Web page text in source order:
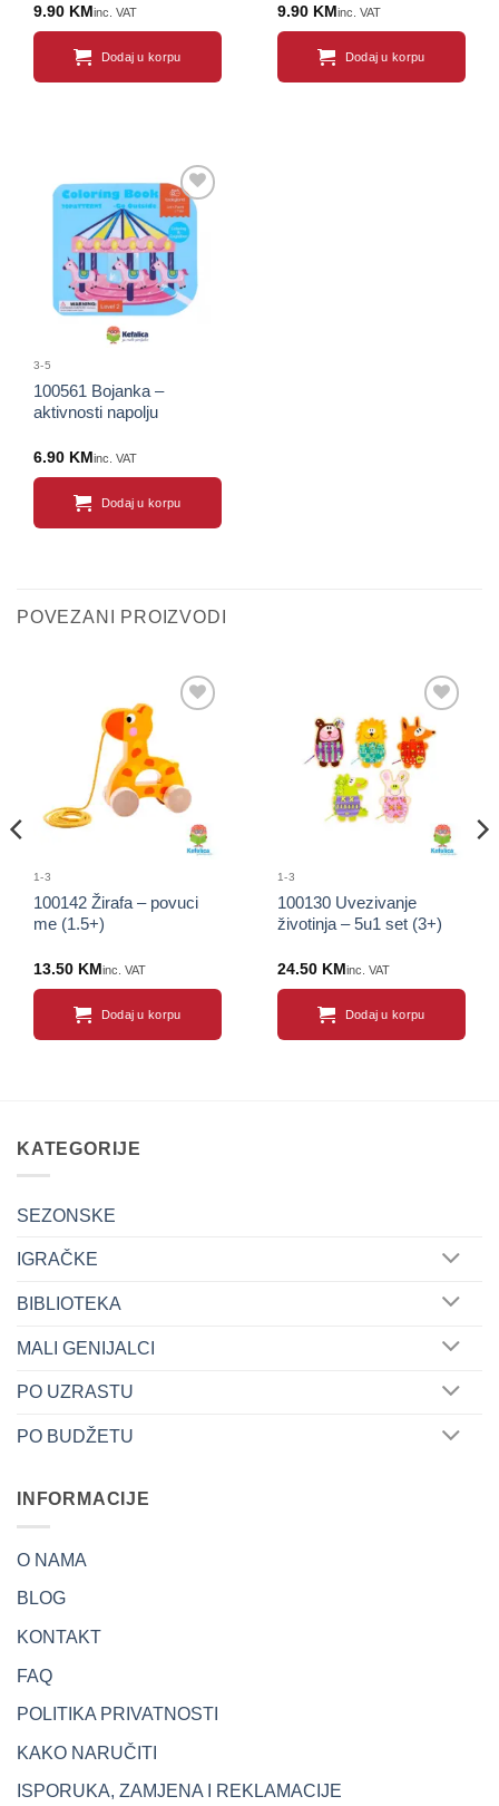
9.90 KM inc. VAT
Dodaj u korpu
9.90 KM inc. VAT
Dodaj u korpu
Sačuvaj
proizvod
3-5
100561 Bojanka –
aktivnosti napolju
6.90 KM inc. VAT
Dodaj u korpu
POVEZANI PROIZVODI
1-3
100142 Žirafa – povuci
me (1.5+)
13.50 KM inc. VAT
Dodaj u korpu
Sačuvaj
proizvod
1-3
100130 Uvezivanje
životinja – 5u1 set (3+)
24.50 KM inc. VAT
Dodaj u korpu
KATEGORIJE
SEZONSKE
IGRAČKE
BIBLIOTEKA
MALI GENIJALCI
PO UZRASTU
PO BUDŽETU
INFORMACIJE
O NAMA
BLOG
KONTAKT
FAQ
POLITIKA PRIVATNOSTI
KAKO NARUČITI
ISPORUKA, ZAMJENA I REKLAMACIJE